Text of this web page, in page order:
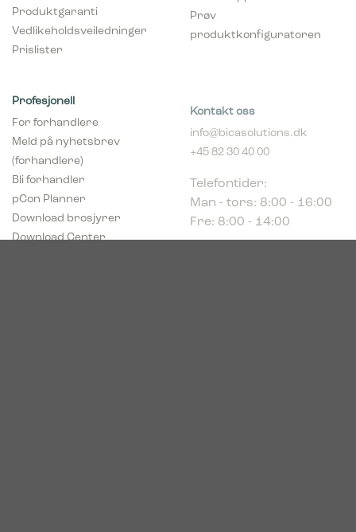
Produktgaranti
Vedlikeholdsveiledninger
Prislister
Prøv
produktkonfiguratoren
Profesjonell
For forhandlere
Meld på nyhetsbrev
(forhandlere)
Bli forhandler
pCon Planner
Download brosjyrer
Download Center
+45 82 30 40 00
Man - tors: 8:00 - 16:00
Fre: 8:00 - 14:00
Norge